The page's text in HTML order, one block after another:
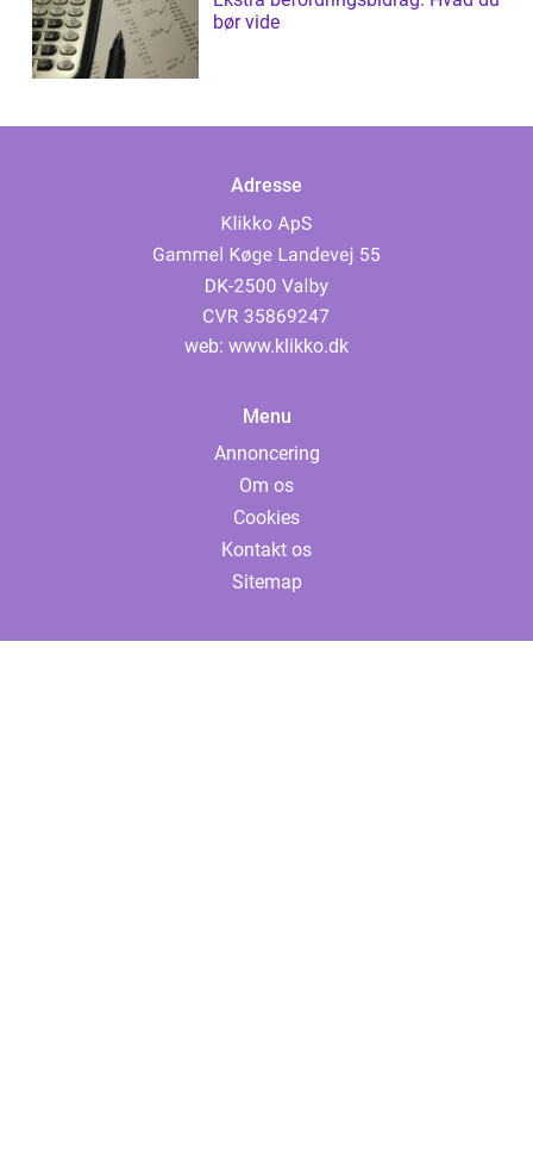
bør vide
Adresse
web: www.klikko.dk
Menu
Annoncering
Om os
Cookies
Kontakt os
Sitemap